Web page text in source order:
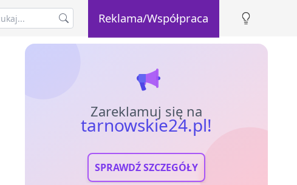
Reklama/Współpraca
Zareklamuj się na
tarnowskie24.pl!
SPRAWDŹ SZCZEGÓŁY